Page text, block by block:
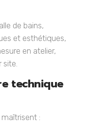
de bains,
et esthétiques,
en atelier,
site.
technique
: